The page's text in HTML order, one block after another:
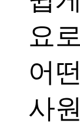
요
어
사